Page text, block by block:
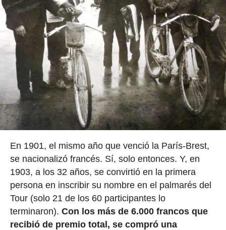
En 1901, el mismo año que venció la París-Brest,
se nacionalizó francés. Sí, solo entonces. Y, en
1903, a los 32 años, se convirtió en la primera
persona en inscribir su nombre en el palmarés del
Tour (solo 21 de los 60 participantes lo
terminaron). Con los más de 6.000 francos que
recibió de premio total, se compró una